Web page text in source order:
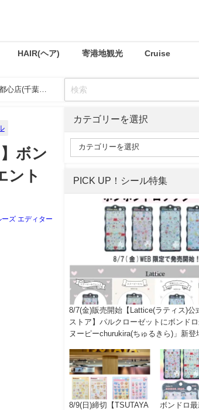
HAIR(ヘア) 寄港地観光 Cruise
心店(千葉
ボン
ント
ズ エディター
カテゴリーを選択
PICK UP！シール特集
8/7(金)販売開始【Lattice(ラティス)公
ストア】パルクローゼットにボンド
ヌーピーchurukira(ちゅるきら)」新
8/9(日)締切【TSUTAYA
ボンドロ